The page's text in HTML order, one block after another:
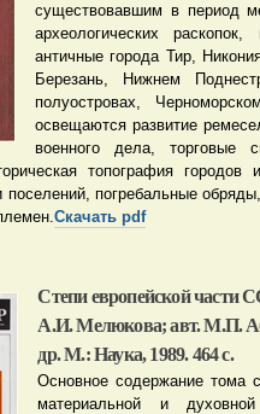
существовавшим в
археологических раскопок,
античные города Тир,
Березань, Нижнем
полуостровах,
освещаются развитие
военного дела, торговые
топография городов
поселений, погребальные
Скачать pdf
Степи европейской части
А.И. Мелюкова; авт. М.П.
др. М.: Наука, 1989. 464 с.
Основное содержание тома
материальной и